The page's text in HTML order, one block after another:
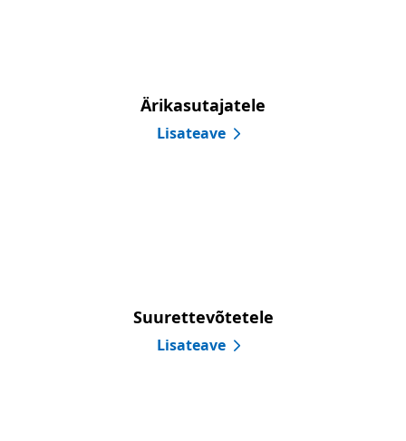
Ärikasutajatele
Lisateave
Suurettevõtetele
Lisateave